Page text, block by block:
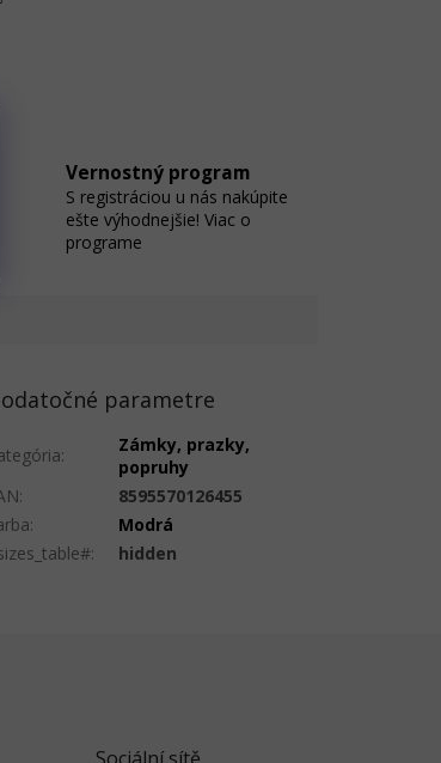
Vernostný program
S registráciou u nás nakúpite
ešte výhodnejšie! Viac o
programe
parametre
:
Zámky, prazky,
popruhy
:
8595570126455
:
Modrá
: hidden